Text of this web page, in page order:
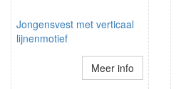
Jongensvest met verticaal
lijnenmotief
Meer info